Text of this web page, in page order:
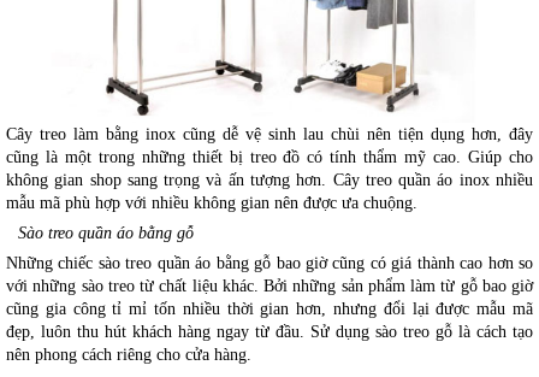
Cây treo làm bằng inox cũng dễ vệ sinh lau chùi nên tiện dụng hơn, đây
cũng là một trong những thiết bị treo đồ có tính thẩm mỹ cao. Giúp cho
không gian shop sang trọng và ấn tượng hơn. Cây treo quần áo inox nhiều
mẫu mã phù hợp với nhiều không gian nên được ưa chuộng.
Sào treo quần áo bằng gỗ
Những chiếc sào treo quần áo bằng gỗ bao giờ cũng có giá thành cao hơn so
với những sào treo từ chất liệu khác. Bởi những sản phẩm làm từ gỗ bao giờ
cũng gia công tỉ mỉ tốn nhiều thời gian hơn, nhưng đổi lại được mẫu mã
đẹp, luôn thu hút khách hàng ngay từ đầu. Sử dụng sào treo gỗ là cách tạo
nên phong cách riêng cho cửa hàng.